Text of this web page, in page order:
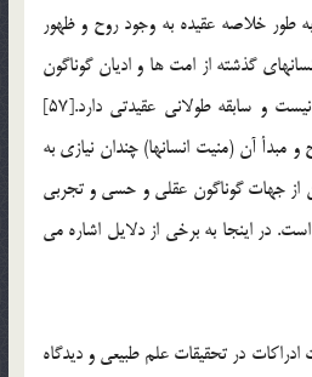
خلاصه عقيده به وجود روح و ظهور
گذشته از امت ها و اديان گوناگون
وفلاسفه بوده، عقيده نوظهوري نيست و سابقه طولاني عقيدتي دارد.[57]
آن (منيت انسانها) چندان نيازي به
از جهات گوناگون عقلي و حسي و تجربي
در اينجا به برخي از دلايل اشاره مي
ادراكات در تحقيقات علم طبيعي و ديدگاه